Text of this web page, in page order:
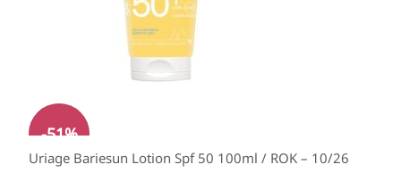
-51%
Uriage Bariesun Lotion Spf 50 100ml / ROK – 10/26